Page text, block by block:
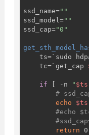
ssd_name=""
ssd_model=""
ssd_cap="0"
ts=`sudo
    tc=`get_cap
if [ -n " $ts
#
echo
$ts
#echo
return 0